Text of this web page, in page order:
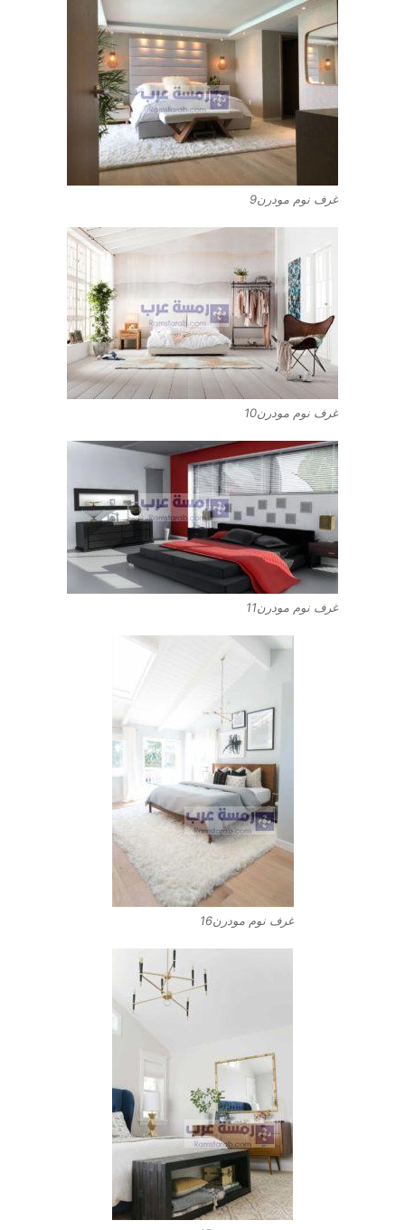
غرف نوم مودرن9
غرف نوم مودرن10
غرف نوم مودرن11
غرف نوم مودرن16